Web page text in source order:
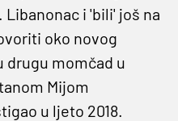
i 'bili' još na
oko novog
drugu momčad u
Mijom
u ljeto 2018.